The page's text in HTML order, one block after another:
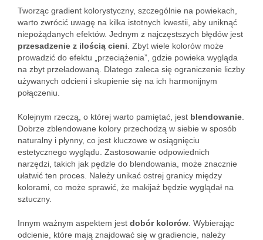
Tworząc gradient kolorystyczny, szczególnie na powiekach,
warto zwrócić uwagę na kilka istotnych kwestii, aby uniknąć
niepożądanych efektów. Jednym z najczęstszych błędów jest
przesadzenie z ilością cieni . Zbyt wiele kolorów może
prowadzić do efektu „przeciążenia”, gdzie powieka wygląda
na zbyt przeładowaną. Dlatego zaleca się ograniczenie liczby
używanych odcieni i skupienie się na ich harmonijnym
połączeniu.
Kolejnym rzeczą, o której warto pamiętać, jest blendowanie
Dobrze zblendowane kolory przechodzą w siebie w sposób
naturalny i płynny, co jest kluczowe w osiągnięciu
estetycznego wyglądu. Zastosowanie odpowiednich
narzędzi, takich jak pędzle do blendowania, może znacznie
ułatwić ten proces. Należy unikać ostrej granicy między
kolorami, co może sprawić, że makijaż będzie wyglądał na
sztuczny.
Innym ważnym aspektem jest dobór kolorów . Wybierając
odcienie, które mają znajdować się w gradiencie, należy